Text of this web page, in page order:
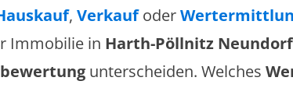
, Verkaufoder
Immobilie in Harth-Pöllnitz Neundorf
unterscheiden. Welches